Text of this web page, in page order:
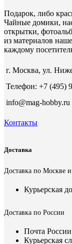
Подарок, либо
Чайные домики,
открытки,
из материалов
каждому
г. Москва, ул.
Телефон: +7 (495)
info@mag-hobby.ru
Контакты
Доставка
Доставка по Москве
Курьерская
Доставка по России
Почта России
Курьерская